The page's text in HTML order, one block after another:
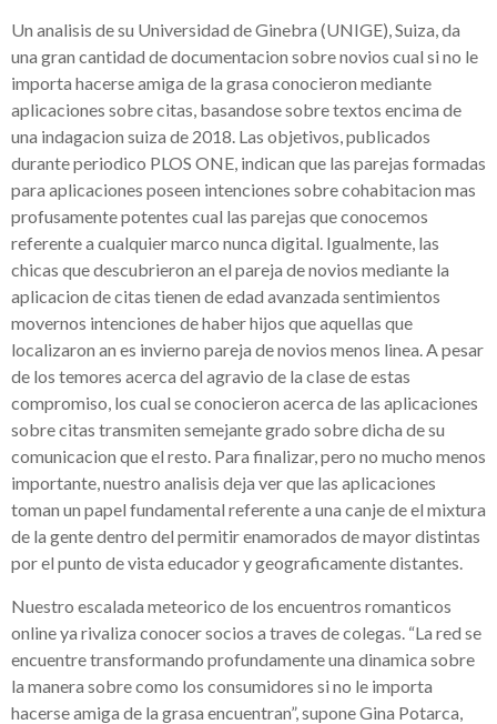
Un analisis de su Universidad de Ginebra (UNIGE), Suiza, da
una gran cantidad de documentacion sobre novios cual si no le
importa hacerse amiga de la grasa conocieron mediante
aplicaciones sobre citas, basandose sobre textos encima de
una indagacion suiza de 2018. Las objetivos, publicados
durante periodico PLOS ONE, indican que las parejas formadas
para aplicaciones poseen intenciones sobre cohabitacion mas
profusamente potentes cual las parejas que conocemos
referente a cualquier marco nunca digital. Igualmente, las
chicas que descubrieron an el pareja de novios mediante la
aplicacion de citas tienen de edad avanzada sentimientos
movernos intenciones de haber hijos que aquellas que
localizaron an es invierno pareja de novios menos linea. A pesar
de los temores acerca del agravio de la clase de estas
compromiso, los cual se conocieron acerca de las aplicaciones
sobre citas transmiten semejante grado sobre dicha de su
comunicacion que el resto. Para finalizar, pero no mucho menos
importante, nuestro analisis deja ver que las aplicaciones
toman un papel fundamental referente a una canje de el mixtura
de la gente dentro del permitir enamorados de mayor distintas
por el punto de vista educador y geograficamente distantes.
Nuestro escalada meteorico de los encuentros romanticos
online ya rivaliza conocer socios a traves de colegas. “La red se
encuentre transformando profundamente una dinamica sobre
la manera sobre como los consumidores si no le importa
hacerse amiga de la grasa encuentran”, supone Gina Potarca,